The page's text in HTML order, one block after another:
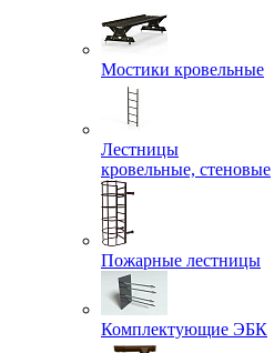
Мостики кровельные
Лестницы
кровельные, стеновые
Пожарные лестницы
Комплектующие ЭБК